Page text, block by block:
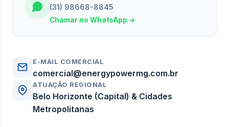
(31) 98668-8845
Chamar no WhatsApp →
E-MAIL COMERCIAL
comercial@energypowermg.com.br
ATUAÇÃO REGIONAL
Belo Horizonte (Capital) & Cidades
Metropolitanas